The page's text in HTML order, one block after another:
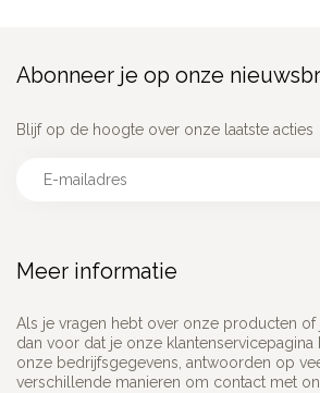
Meer informatie
Als je vragen hebt over onze producten
dan voor dat je onze klantenservicepagina
onze bedrijfsgegevens, antwoorden op
verschillende manieren om contact met
Abonneer je op onze
Blijf op de hoogte over onze laatste acties